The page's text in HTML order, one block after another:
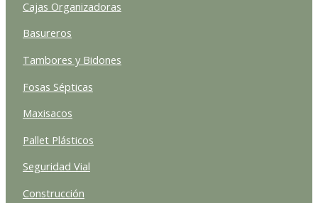
Cajas Organizadoras
Basureros
Tambores y Bidones
Fosas Sépticas
Maxisacos
Pallet Plásticos
Seguridad Vial
Construcción